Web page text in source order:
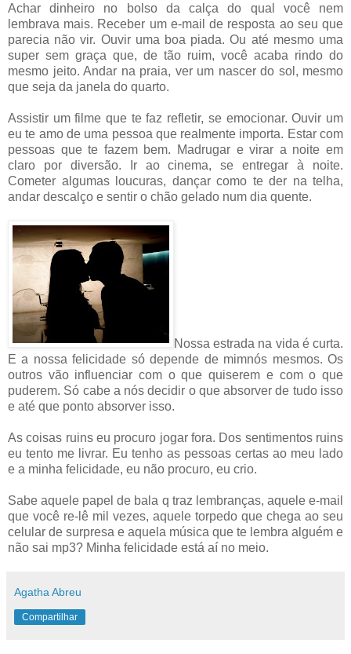
Achar dinheiro no bolso da calça do qual você nem
lembrava mais. Receber um e-mail de resposta ao seu que
parecia não vir. Ouvir uma boa piada. Ou até mesmo uma
super sem graça que, de tão ruim, você acaba rindo do
mesmo jeito. Andar na praia, ver um nascer do sol, mesmo
que seja da janela do quarto.
Assistir um filme que te faz refletir, se emocionar. Ouvir um
eu te amo de uma pessoa que realmente importa. Estar com
pessoas que te fazem bem. Madrugar e virar a noite em
claro por diversão. Ir ao cinema, se entregar à noite.
Cometer algumas loucuras, dançar como te der na telha,
andar descalço e sentir o chão gelado num dia quente.
Nossa estrada na vida é curta.
E a nossa felicidade só depende de mimnós mesmos. Os
outros vão influenciar com o que quiserem e com o que
puderem. Só cabe a nós decidir o que absorver de tudo isso
e até que ponto absorver isso.
As coisas ruins eu procuro jogar fora. Dos sentimentos ruins
eu tento me livrar. Eu tenho as pessoas certas ao meu lado
e a minha felicidade, eu não procuro, eu crio.
Sabe aquele papel de bala q traz lembranças, aquele e-mail
que você re-lê mil vezes, aquele torpedo que chega ao seu
celular de surpresa e aquela música que te lembra alguém e
não sai mp3? Minha felicidade está aí no meio.
Agatha Abreu
Compartilhar